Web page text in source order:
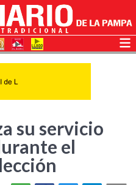
su servicio
el